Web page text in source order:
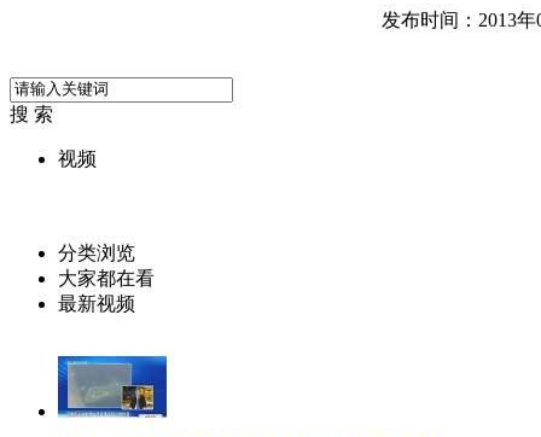
发布时间：2013年
搜 索
视频
分类浏览
大家都在看
最新视频